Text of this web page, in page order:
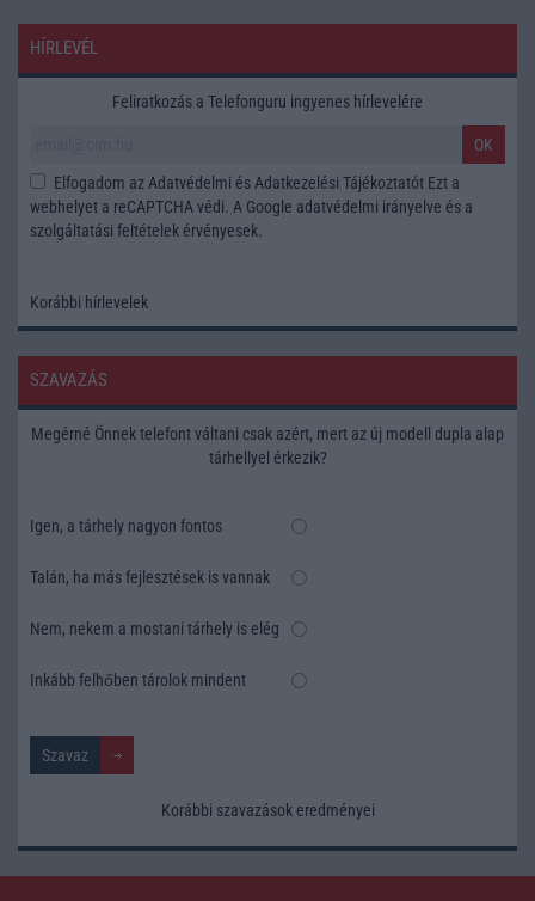
HÍRLEVÉL
Feliratkozás a Telefonguru ingyenes hírlevelére
OK
Elfogadom az Adatvédelmi és Adatkezelési Tájékoztatót Ezt a
webhelyet a reCAPTCHA védi. A Google adatvédelmi irányelve és a
szolgáltatási feltételek érvényesek.
Korábbi hírlevelek
SZAVAZÁS
Megérné Önnek telefont váltani csak azért, mert az új modell dupla alap
tárhellyel érkezik?
Igen, a tárhely nagyon fontos
Talán, ha más fejlesztések is vannak
Nem, nekem a mostani tárhely is elég
Inkább felhőben tárolok mindent
Korábbi szavazások eredményei